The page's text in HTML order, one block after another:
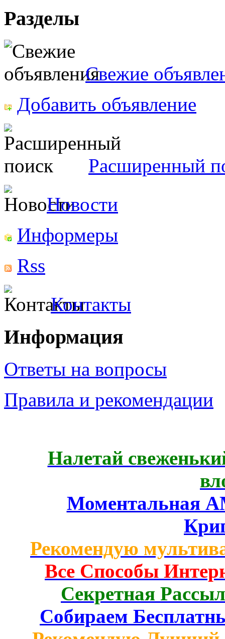
Разделы
Свежие
Добавить объявление
Расширенный
Новости
Информеры
Rss
Контакты
Информация
Ответы на вопросы
Правила и рекомендации
Налетай
Моментальная
Рекомендую
Все Способы
Секретная
Собираем